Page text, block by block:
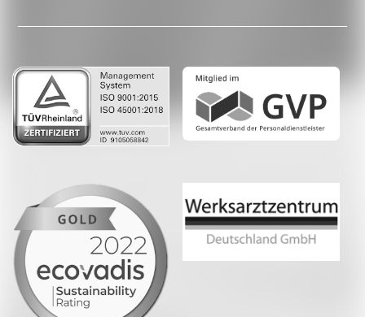
Whatsapp